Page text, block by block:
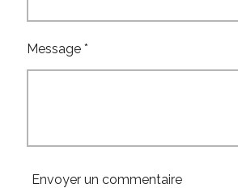
Message *
Envoyer un commentaire